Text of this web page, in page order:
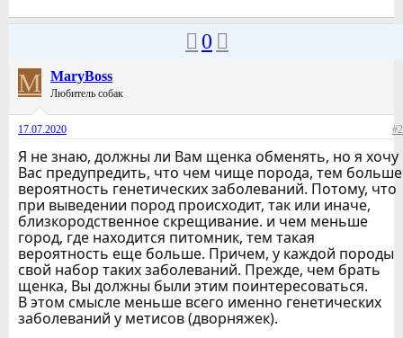
0
M MaryBoss
Любитель собак
17.07.2020 #2
Я не знаю, должны ли Вам щенка обменять, но я хочу
Вас предупредить, что чем чище порода, тем больше
вероятность генетических заболеваний. Потому, что
при выведении пород происходит, так или иначе,
близкородственное скрещивание. и чем меньше
город, где находится питомник, тем такая
вероятность еще больше. Причем, у каждой породы
свой набор таких заболеваний. Прежде, чем брать
щенка, Вы должны были этим поинтересоваться.
В этом смысле меньше всего именно генетических
заболеваний у метисов (дворняжек).